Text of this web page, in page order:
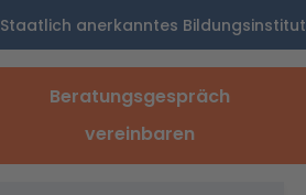
Staatlich anerkanntes Bildungsinstitut
Beratungsgespräch
vereinbaren